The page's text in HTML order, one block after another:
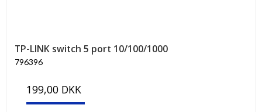
TP-LINK switch 5 port 10/100/1000
796396
199,00 DKK